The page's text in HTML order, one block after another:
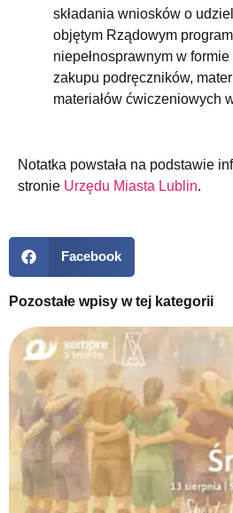
składania wniosków o
objętym Rządowym
niepełnosprawnym w
zakupu podręczników,
materiałów ćwiczeniowych
Notatka powstała na podstawie
stronie Urzędu Miasta Lublin.
Facebook
Pozostałe wpisy w tej kategorii